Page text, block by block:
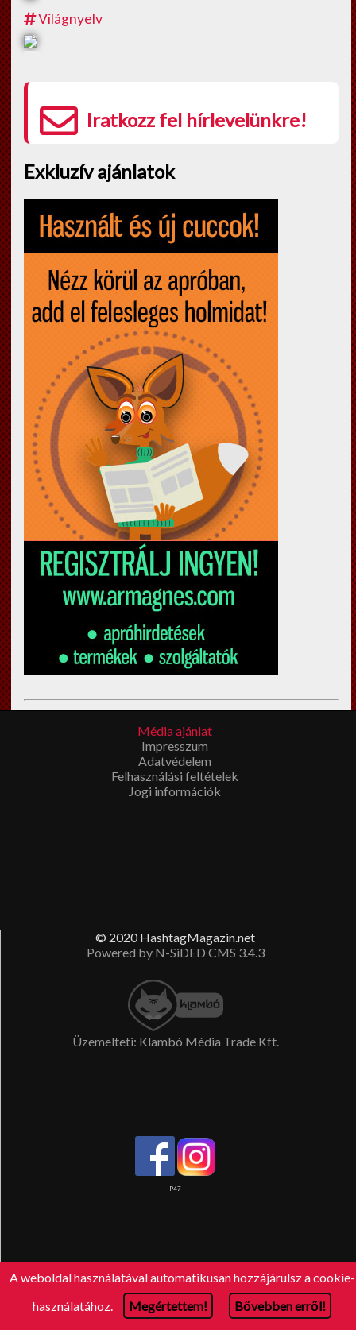
Világnyelv
Iratkozz fel hírlevelünkre!
Exkluzív ajánlatok
Esküvői filmkészítés Budapesten? Megíbzható,
esküvői videóst keres? Látogasson el a fenti
Média ajánlat
Impresszum
Adatvédelem
Felhasználási feltételek
Jogi információk
© 2020 HashtagMagazin.net
Powered by N-SiDED CMS 3.4.3
Üzemelteti: Klambó Média Trade Kft.
P47
A weboldal használatával automatikusan hozzájárulsz a
használatához.
Megértettem! Bővebben erről!